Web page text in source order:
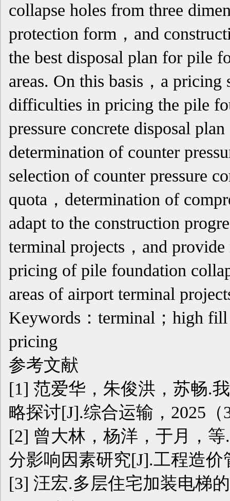
collapse holes from three
protection form，and
the best disposal plan for pile
areas. On this basis，a pricing
difficulties in pricing the pile
pressure concrete disposal
determination of counter
selection of counter pressure
quota，determination of
adapt to the construction
terminal projects，and
pricing of pile foundation
areas of airport terminal
Keywords：terminal；high
pricing
参考文献
[1] 范爱华，朱俊洪，苏畅.
略探讨[J].综合运输，2025（
[2] 曾大林，杨洋，于月，
分影响因素研究[J].工程造价
[3] 汪宏.多层住宅加装电梯